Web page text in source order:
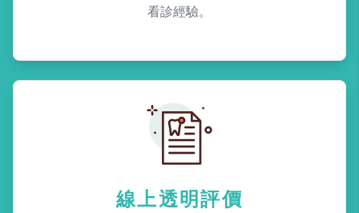
看診經驗。
線上透明評價